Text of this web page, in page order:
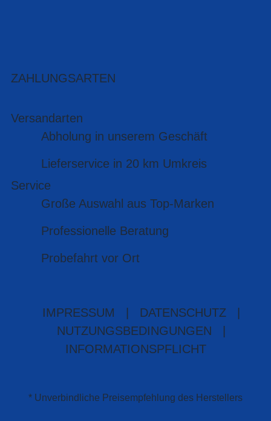
ZAHLUNGSARTEN
Versandarten
Abholung in unserem Geschäft
Lieferservice in 20 km Umkreis
Service
Große Auswahl aus Top-Marken
Professionelle Beratung
Probefahrt vor Ort
IMPRESSUM DATENSCHUTZ
NUTZUNGSBEDINGUNGEN
INFORMATIONSPFLICHT
* Unverbindliche Preisempfehlung des Herstellers